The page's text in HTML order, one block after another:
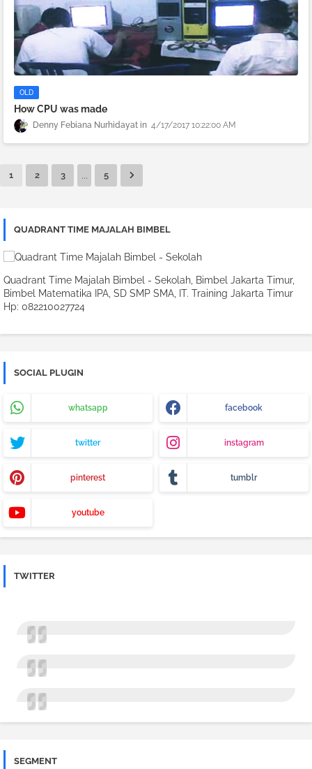
OLD
How CPU was made
Denny Febiana Nurhidayat 4/17/2017 10:22:00 AM
1 2 3 ... 5
QUADRANT TIME MAJALAH BIMBEL
Quadrant Time Majalah Bimbel - Sekolah, Bimbel Jakarta Timur,
Bimbel Matematika IPA, SD SMP SMA, IT. Training Jakarta Timur
Hp: 082210027724
SOCIAL PLUGIN
whatsapp facebook
twitter instagram
pinterest tumblr
youtube
TWITTER
SEGMENT